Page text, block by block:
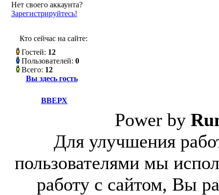
Нет своего аккаунта?
Зарегистрируйтесь!
Кто сейчас на сайте:
Гостей: 12
Пользователей: 0
Всего: 12
Вы здесь гость
ВВЕРХ
Power by
Для улучшения
пользователями мы
работу с сайтом, Вы